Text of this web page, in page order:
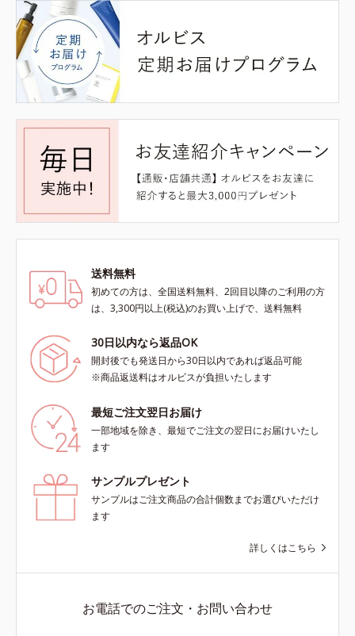
送料無料
初めての方は、全国送料無料、2回目以降のご利用の方
は、3,300円以上(税込)のお買い上げで、送料無料
30日以内なら返品OK
開封後でも発送日から30日以内であれば返品可能
※商品返送料はオルビスが負担いたします
最短ご注文翌日お届け
一部地域を除き、最短でご注文の翌日にお届けいたし
ます
サンプルプレゼント
サンプルはご注文商品の合計個数までお選びいただけ
ます
詳しくはこちら
お電話でのご注文・お問い合わせ